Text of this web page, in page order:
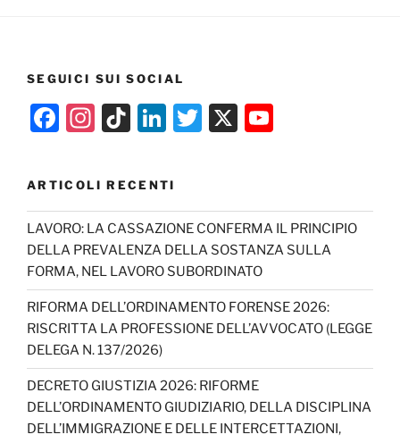
SEGUICI SUI SOCIAL
F
c
e
b
o
o
k
In
a
gr
a
m
Ti
T
o
k
Li
k
e
dI
n
T
er
X
T
u
b
e
C
a
n
n
ARTICOLI RECENTI
LAVORO: LA CASSAZIONE CONFERMA IL PRINCIPIO
DELLA PREVALENZA DELLA SOSTANZA SULLA
FORMA, NEL LAVORO SUBORDINATO
RIFORMA DELL’ORDINAMENTO FORENSE 2026:
RISCRITTA LA PROFESSIONE DELL’AVVOCATO (LEGGE
DELEGA N. 137/2026)
DECRETO GIUSTIZIA 2026: RIFORME
DELL’ORDINAMENTO GIUDIZIARIO, DELLA DISCIPLINA
DELL’IMMIGRAZIONE E DELLE INTERCETTAZIONI,